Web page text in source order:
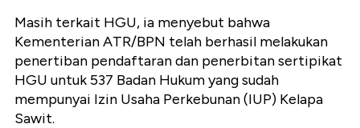
Masih terkait HGU, ia menyebut bahwa
Kementerian ATR/BPN telah berhasil melakukan
penertiban pendaftaran dan penerbitan sertipikat
HGU untuk 537 Badan Hukum yang sudah
mempunyai Izin Usaha Perkebunan (IUP) Kelapa
Sawit.